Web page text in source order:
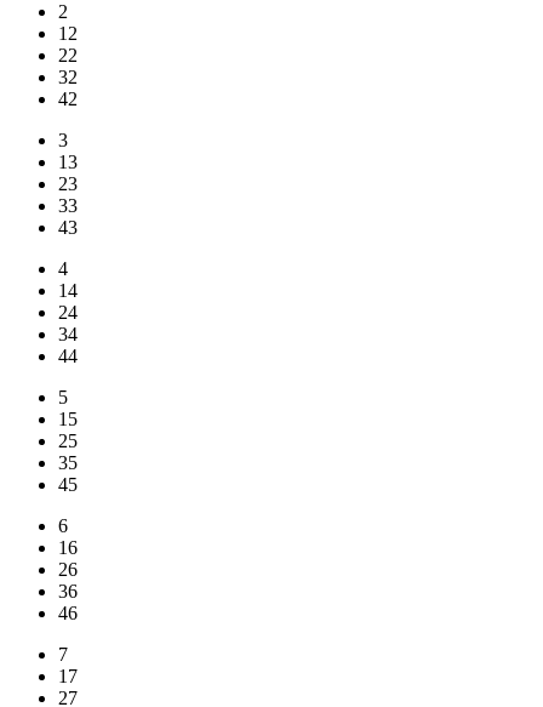
2
12
22
32
42
3
13
23
33
43
4
14
24
34
44
5
15
25
35
45
6
16
26
36
46
7
17
27